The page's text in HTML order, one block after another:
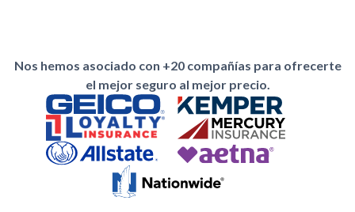
Nos hemos asociado con +20 compañías para ofrecerte
el mejor seguro al mejor precio.